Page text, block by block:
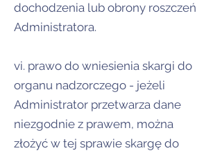
dochodzenia lub obrony roszczeń
Administratora.
vi. prawo do wniesienia skargi do
organu nadzorczego - jeżeli
Administrator przetwarza dane
niezgodnie z prawem, można
złożyć w tej sprawie skargę do